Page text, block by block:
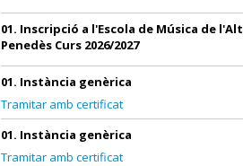
01. Inscripció a l'Escola de Música de l'Alt
Penedès Curs 2026/2027
01. Instància genèrica
Tramitar amb certificat
01. Instància genèrica
Tramitar amb certificat